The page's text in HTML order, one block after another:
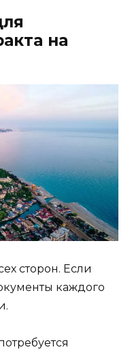
на
сторон. Если
каждого